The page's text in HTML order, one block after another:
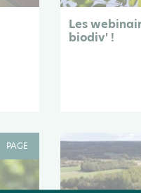
Les
biodiv' !
PAGE